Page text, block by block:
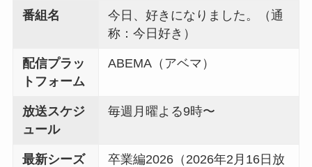
番組名
今日、好きになりました。（通
称：今日好き）
配信プラッ
トフォーム
ABEMA（アベマ）
放送スケジ
ュール
毎週月曜よる9時〜
最新シーズ
卒業編2026（2026年2月16日放